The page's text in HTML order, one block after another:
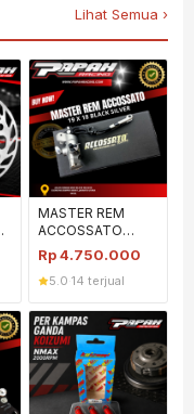
Lihat Semua ›
MASTER REM
ACCOSSATO
19X18 BALCK
SILVER
Rp4.750.000
5.0 14 terjual